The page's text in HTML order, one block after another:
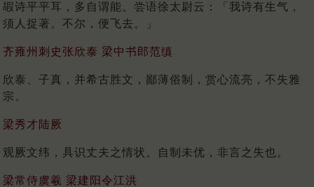
嘏诗平平耳，多自谓能。尝语徐太尉云：「我诗有生气，
须人捉著。不尔，便飞去。」
齐雍州刺史张欣泰 梁中书郎范缜
欣泰、子真，并希古胜文，鄙薄俗制，赏心流亮，不失雅
宗。
梁秀才陆厥
观厥文纬，具识丈夫之情状。自制未优，非言之失也。
梁常侍虞羲 梁建阳令江洪